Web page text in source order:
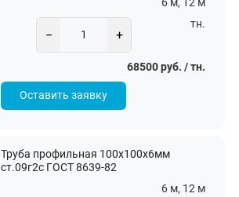
6 м, 12 м
− +
тн.
68500 руб. / тн.
Оставить заявку
Труба профильная 100х100х6мм
ст.09г2с ГОСТ 8639-82
6 м, 12 м